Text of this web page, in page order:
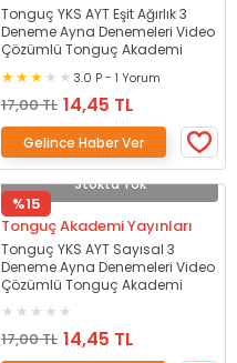
Tonguç YKS AYT Eşit Ağırlık 3
Deneme Ayna Denemeleri Video
Çözümlü Tonguç Akademi
3.0 P - 1 Yorum
17,00 TL 14,45 TL
Gelince Haber Ver
Stokta Yok
%15
Tonguç Akademi Yayınları
Tonguç YKS AYT Sayısal 3
Deneme Ayna Denemeleri Video
Çözümlü Tonguç Akademi
17,00 TL 14,45 TL